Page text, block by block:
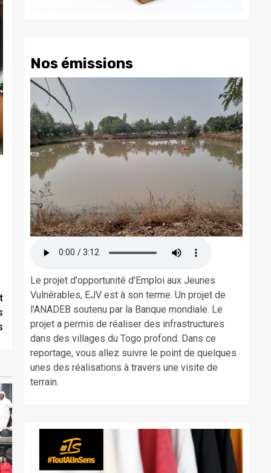
Nos émissions
Le projet d'opportunité d'Emploi aux Jeunes
Vulnérables, EJV est à son terme. Un projet de
l'ANADEB soutenu par la Banque mondiale. Le
projet a permis de réaliser des infrastructures
dans des villages du Togo profond. Dans ce
reportage, vous allez suivre le point de quelques
unes des réalisations à travers une visite de
terrain.